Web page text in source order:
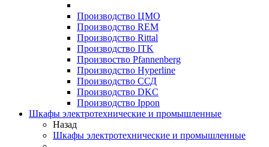
Производство ЦМО
Производство REM
Производство Rittal
Производство ITK
Произвоство Pfannenberg
Производство Hyperline
Производство ССД
Производство DKC
Производство Ippon
Шкафы электротехнические и промышленные
Назад
Шкафы электротехнические и промышленные